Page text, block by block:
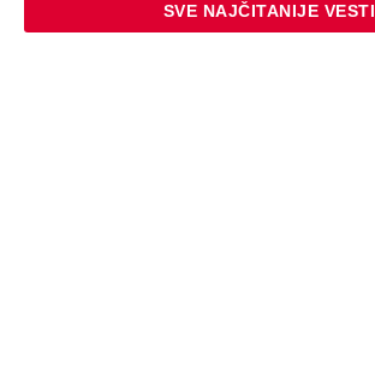
SVE NAJČITANIJE VESTI